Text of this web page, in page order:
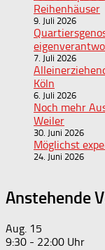
Reihenhäuser
9. Juli 2026
7. Juli 2026
Köln
6. Juli 2026
Noch mehr
Weiler
30. Juni 2026
Möglichst
24. Juni 2026
Anstehende
Aug. 15
9:30 - 22:00